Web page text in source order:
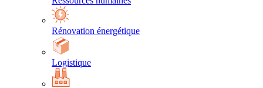
Rénovation énergétique
Logistique